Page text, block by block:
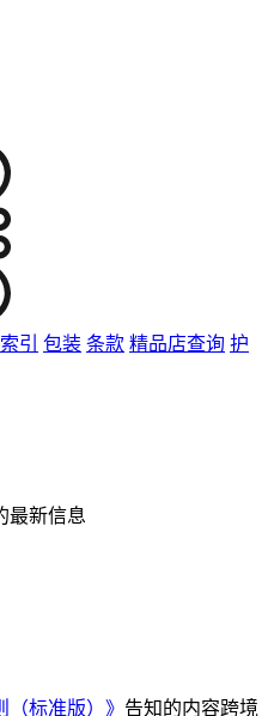
引 包装 条款 精品店查询 护
最新信息
（标准版）》 告知的内容跨境